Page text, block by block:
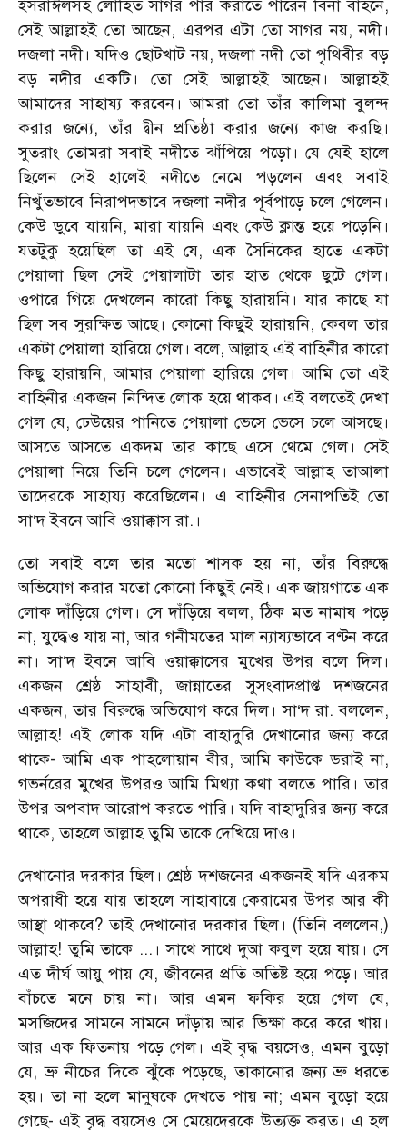
ইসরাঈলসহ লোহিত সাগর পার করাতে পারেন বিনা বাহনে,
সেই আল্লাহই তো আছেন, এরপর এটা তো সাগর নয়, নদী।
দজলা নদী। যদিও ছোটখাট নয়, দজলা নদী তো পৃথিবীর বড়
বড় নদীর একটি। তো সেই আল্লাহই আছেন। আল্লাহই
আমাদের সাহায্য করবেন। আমরা তো তাঁর কালিমা বুলন্দ
করার জন্যে, তাঁর দ্বীন প্রতিষ্ঠা করার জন্যে কাজ করছি।
সুতরাং তোমরা সবাই নদীতে ঝাঁপিয়ে পড়ো। যে যেই হালে
ছিলেন সেই হালেই নদীতে নেমে পড়লেন এবং সবাই
নিখুঁতভাবে নিরাপদভাবে দজলা নদীর পূর্বপাড়ে চলে গেলেন।
কেউ ডুবে যায়নি, মারা যায়নি এবং কেউ ক্লান্ত হয়ে পড়েনি।
যতটুকু হয়েছিল তা এই যে, এক সৈনিকের হাতে একটা
পেয়ালা ছিল সেই পেয়ালাটা তার হাত থেকে ছুটে গেল।
ওপারে গিয়ে দেখলেন কারো কিছু হারায়নি। যার কাছে যা
ছিল সব সুরক্ষিত আছে। কোনো কিছুই হারায়নি, কেবল তার
একটা পেয়ালা হারিয়ে গেল। বলে, আল্লাহ এই বাহিনীর কারো
কিছু হারায়নি, আমার পেয়ালা হারিয়ে গেল। আমি তো এই
বাহিনীর একজন নিন্দিত লোক হয়ে থাকব। এই বলতেই দেখা
গেল যে, ঢেউয়ের পানিতে পেয়ালা ভেসে ভেসে চলে আসছে।
আসতে আসতে একদম তার কাছে এসে থেমে গেল। সেই
পেয়ালা নিয়ে তিনি চলে গেলেন। এভাবেই আল্লাহ তাআলা
তাদেরকে সাহায্য করেছিলেন। এ বাহিনীর সেনাপতিই তো
সা‘দ ইবনে আবি ওয়াক্কাস রা.।
তো সবাই বলে তার মতো শাসক হয় না, তাঁর বিরুদ্ধে
অভিযোগ করার মতো কোনো কিছুই নেই। এক জায়গাতে এক
লোক দাঁড়িয়ে গেল। সে দাঁড়িয়ে বলল, ঠিক মত নামায পড়ে
না, যুদ্ধেও যায় না, আর গনীমতের মাল ন্যায্যভাবে বণ্টন করে
না। সা‘দ ইবনে আবি ওয়াক্কাসের মুখের উপর বলে দিল।
একজন শ্রেষ্ঠ সাহাবী, জান্নাতের সুসংবাদপ্রাপ্ত দশজনের
একজন, তার বিরুদ্ধে অভিযোগ করে দিল। সা‘দ রা. বললেন,
আল্লাহ! এই লোক যদি এটা বাহাদুরি দেখানোর জন্য করে
থাকে- আমি এক পাহলোয়ান বীর, আমি কাউকে ডরাই না,
গভর্নরের মুখের উপরও আমি মিথ্যা কথা বলতে পারি। তার
উপর অপবাদ আরোপ করতে পারি। যদি বাহাদুরির জন্য করে
থাকে, তাহলে আল্লাহ তুমি তাকে দেখিয়ে দাও।
দেখানোর দরকার ছিল। শ্রেষ্ঠ দশজনের একজনই যদি এরকম
অপরাধী হয়ে যায় তাহলে সাহাবায়ে কেরামের উপর আর কী
আস্থা থাকবে? তাই দেখানোর দরকার ছিল। (তিনি বললেন,)
আল্লাহ! তুমি তাকে ...। সাথে সাথে দুআ কবুল হয়ে যায়। সে
এত দীর্ঘ আয়ু পায় যে, জীবনের প্রতি অতিষ্ট হয়ে পড়ে। আর
বাঁচতে মনে চায় না। আর এমন ফকির হয়ে গেল যে,
মসজিদের সামনে সামনে দাঁড়ায় আর ভিক্ষা করে করে খায়।
আর এক ফিতনায় পড়ে গেল। এই বৃদ্ধ বয়সেও, এমন বুড়ো
যে, ভ্রু নীচের দিকে ঝুঁকে পড়েছে, তাকানোর জন্য ভ্রু ধরতে
হয়। তা না হলে মানুষকে দেখতে পায় না; এমন বুড়ো হয়ে
গেছে- এই বৃদ্ধ বয়সেও সে মেয়েদেরকে উত্যক্ত করত। এ হল